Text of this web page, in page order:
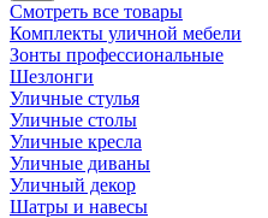
Смотреть все товары
Комплекты уличной мебели
Зонты профессиональные
Шезлонги
Уличные стулья
Уличные столы
Уличные кресла
Уличные диваны
Уличный декор
Шатры и навесы